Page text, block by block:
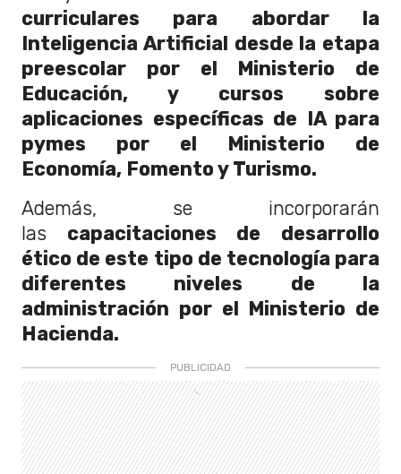
curriculares para abordar la
Inteligencia Artificial desde la etapa
preescolar por el Ministerio de
Educación, y cursos sobre
aplicaciones específicas de IA para
pymes por el Ministerio de
Economía, Fomento y Turismo.
Además, se incorporarán
las capacitaciones de desarrollo
ético de este tipo de tecnología para
diferentes niveles de la
administración por el Ministerio de
Hacienda.